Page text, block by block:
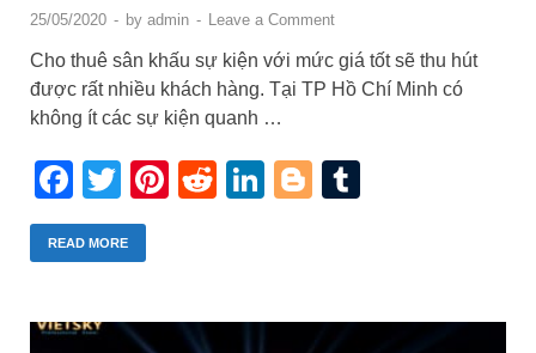
25/05/2020 - by admin - Leave a Comment
Cho thuê sân khấu sự kiện với mức giá tốt sẽ thu hút
được rất nhiều khách hàng. Tại TP Hồ Chí Minh có
không ít các sự kiện quanh …
Facebook
Twitter
Pinterest
RedditLinkedIn
Blogger
READ MORE